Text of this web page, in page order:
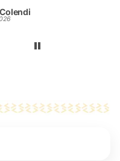
ROBERTA PIERSANTI
24/07/2026